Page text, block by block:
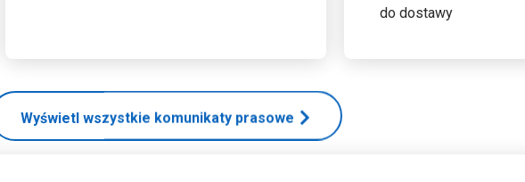
do dostawy
Wyświetl wszystkie komunikaty prasowe